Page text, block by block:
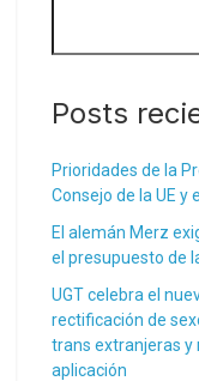
Posts
Prioridades de la
Consejo de la UE y
El alemán Merz
el presupuesto de
UGT celebra el
rectificación de
trans extranjeras y
aplicación